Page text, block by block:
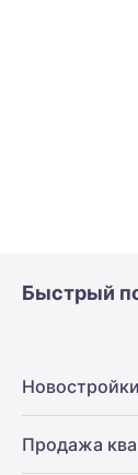
Быстрый
Новостройки
Продажа